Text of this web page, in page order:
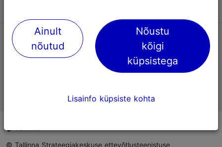
TripAdvisori® hinnangud ja arvustused
© Tallinna Strateegiakeskuse ettevõtlusteenistuse
Ainult
nõutud
Nõustu
kõigi
küpsistega
Lisainfo küpsiste kohta